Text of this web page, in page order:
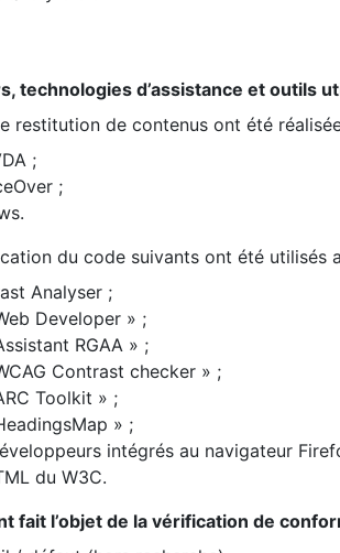
technologies d’assistance et outils
restitution de contenus ont été
;
;
du code suivants ont été utilisés
Analyser ;
Developer » ;
RGAA » ;
Contrast checker » ;
Toolkit » ;
» ;
intégrés au navigateur
du W3C.
fait l’objet de la vérification de